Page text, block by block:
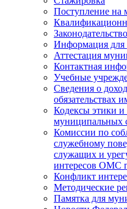
Поступление на
Законодательство
Информация для
Аттестация
Контактная
Учебные
Сведения о
обязательствах
Кодексы этики и
муниципальных
Комиссии по
служебному
служащих и
интересов ОМС
Конфликт
Методические
Памятка для